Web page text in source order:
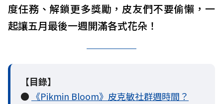
度任務、解鎖更多獎勵，皮友們不要偷懶，一
起讓五月最後一週開滿各式花朵！
【目錄】
● 《Pikmin Bloom》皮克敏社群週時間？